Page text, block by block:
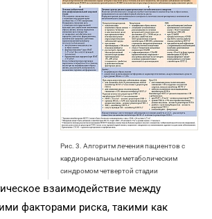
Рис. 3. Алгоритм лечения пациентов с
кардиоренальным метаболическим
синдромом четвертой стадии
взаимодействие между
факторами риска, такими как